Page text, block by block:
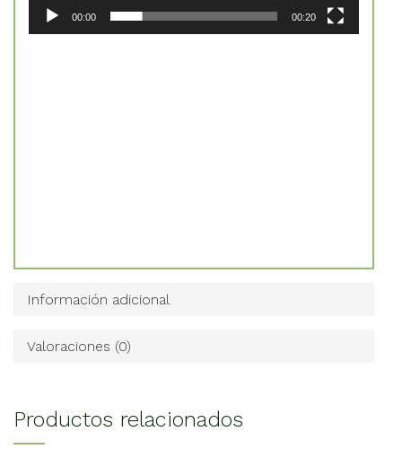
00:00 00:20
Información adicional
Valoraciones (0)
Productos relacionados